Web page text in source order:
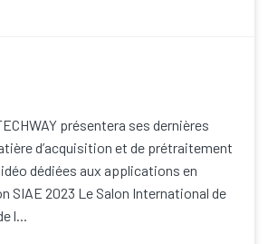
présentera ses dernières
d’acquisition et de prétraitement
dédiées aux applications en
SIAE 2023 Le Salon International de
l...